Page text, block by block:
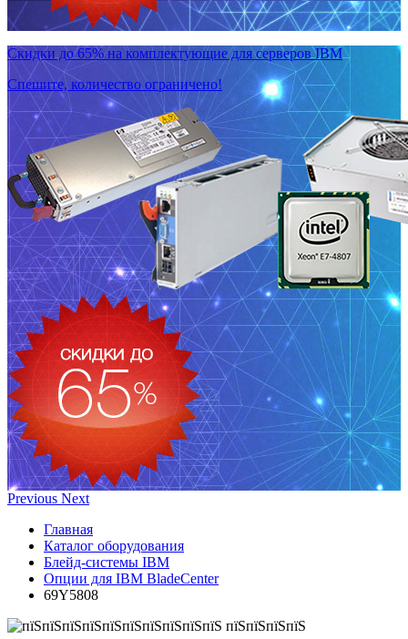
Скидки до 65% на комплектующие для серверов IBM
Спешите, количество ограничено!
Previous Next
Главная
Каталог оборудования
Блейд-системы IBM
Опции для IBM BladeCenter
69Y5808